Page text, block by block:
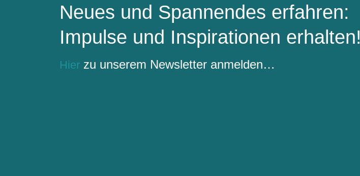
Neues und Spannendes erfahren:
Impulse und Inspirationen erhalten!
Hier zu unserem Newsletter anmelden…